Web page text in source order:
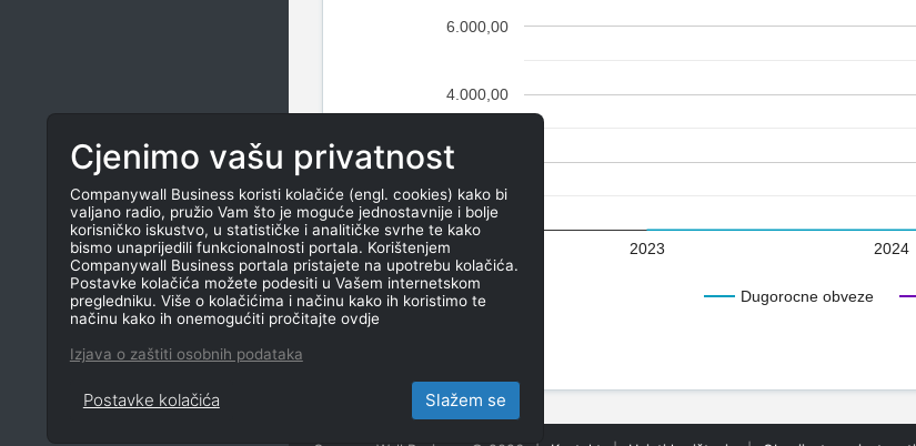
Dugorocne obveze
2023 2024
0,00
2.000,00
4.000,00
6.000,00
Cjenimo vašu privatnost
Companywall Business koristi kolačiće (engl. cookies) kako bi
valjano radio, pružio Vam što je moguće jednostavnije i bolje
korisničko iskustvo, u statističke i analitičke svrhe te kako
bismo unaprijedili funkcionalnosti portala. Korištenjem
Companywall Business portala pristajete na upotrebu kolačića.
Postavke kolačića možete podesiti u Vašem internetskom
pregledniku. Više o kolačićima i načinu kako ih koristimo te
načinu kako ih onemogućiti pročitajte ovdje
Izjava o zaštiti osobnih podataka
Postavke kolačića Slažem se